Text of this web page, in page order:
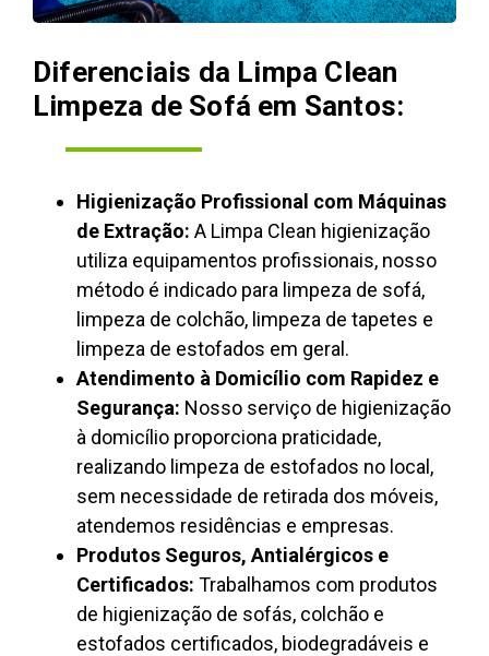
Diferenciais da Limpa Clean
Limpeza de Sofá em Santos:
Higienização Profissional com Máquinas
de Extração: A Limpa Clean higienização
utiliza equipamentos profissionais, nosso
método é indicado para limpeza de sofá,
limpeza de colchão, limpeza de tapetes e
limpeza de estofados em geral.
Atendimento à Domicílio com Rapidez e
Segurança: Nosso serviço de higienização
à domicílio proporciona praticidade,
realizando limpeza de estofados no local,
sem necessidade de retirada dos móveis,
atendemos residências e empresas.
Produtos Seguros, Antialérgicos e
Certificados: Trabalhamos com produtos
de higienização de sofás, colchão e
estofados certificados, biodegradáveis e